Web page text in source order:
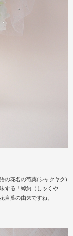
の花名の芍薬(シャクヤク)
する「綽約（しゃくや
言葉の由来ですね。